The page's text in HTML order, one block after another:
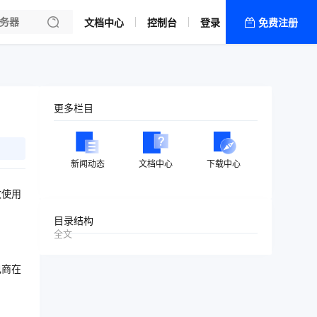
文档中心 控制台 登录 免费注册
用
在
更多栏目
新闻动态 文档中心 下载中心
目录结构
全文